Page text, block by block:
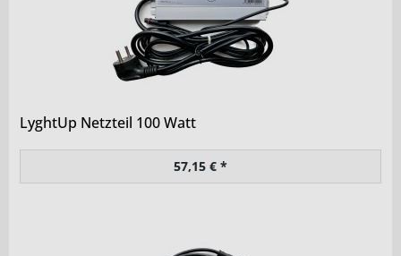
LyghtUp Netzteil 100 Watt
57,15 € *